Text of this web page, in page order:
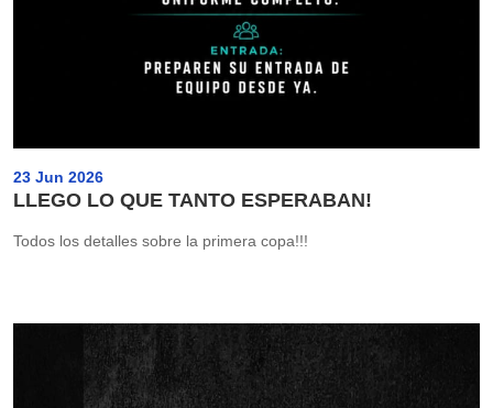
23 Jun 2026
LLEGO LO QUE TANTO ESPERABAN!
Todos los detalles sobre la primera copa!!!